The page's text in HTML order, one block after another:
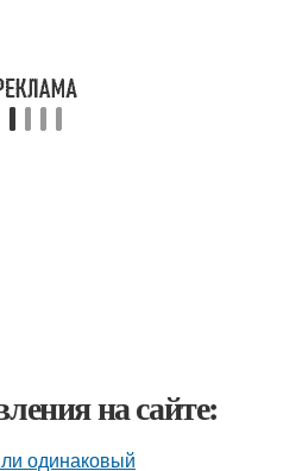
на сайте:
одинаковый